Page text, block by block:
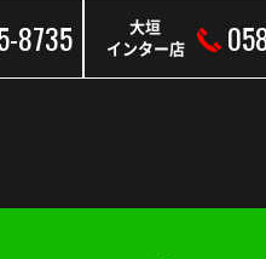
8735
大垣
インター店